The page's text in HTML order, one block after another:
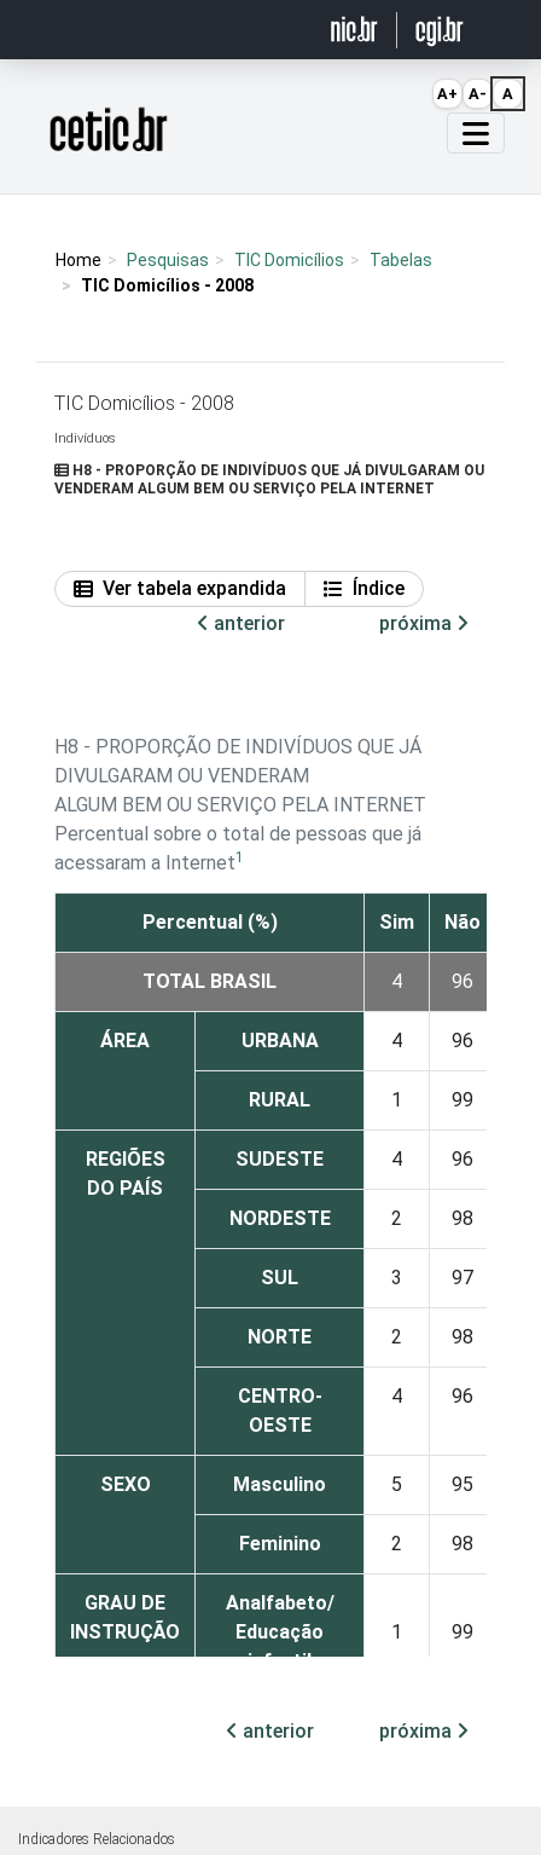
Página inicial
Home Pesquisas TIC Domicílios
Tabelas
TIC Domicílios - 2008
TIC Domicílios - 2008
Indivíduos
H8 - PROPORÇÃO DE INDIVÍDUOS QUE JÁ DIVULGARAM OU
VENDERAM ALGUM BEM OU SERVIÇO PELA INTERNET
Ver tabela expandida
Índice
anterior
próxima
H8 - PROPORÇÃO DE INDIVÍDUOS QUE JÁ
DIVULGARAM OU VENDERAM
ALGUM BEM OU SERVIÇO PELA INTERNET
Percentual sobre o total de pessoas que já
acessaram a Internet1
Percentual (%) Sim Não
TOTAL BRASIL 4 96
ÁREA URBANA 4 96
RURAL 1 99
REGIÕES
DO PAÍS
SUDESTE 4 96
NORDESTE 2 98
SUL 3 97
NORTE 2 98
CENTRO-
OESTE
4 96
SEXO Masculino 5 95
Feminino 2 98
GRAU DE
INSTRUÇÃO
Analfabeto/
Educação
infantil
1 99
Fundamental 99
anterior próxima
Indicadores Relacionados
A+ A- A